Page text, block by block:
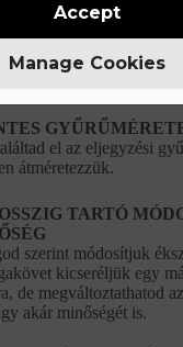
eredeti csillogását
el az eljegyzési
átméretezzük.
TARTÓ
szerint módosítjuk
kicseréljük egy
de megváltoztathatod
akár minőségét is.
Manage Cookies
Accept